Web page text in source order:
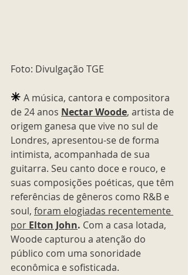
Foto: Divulgação TGE
✳︎ A música, cantora e compositora
de 24 anos Nectar Woode, artista de
origem ganesa que vive no sul de
Londres, apresentou-se de forma
intimista, acompanhada de sua
guitarra. Seu canto doce e rouco, e
suas composições poéticas, que têm
referências de gêneros como R&B e
soul, foram elogiadas recentemente
por Elton John. Com a casa lotada,
Woode capturou a atenção do
público com uma sonoridade
econômica e sofisticada.